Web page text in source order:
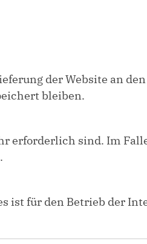
der Website an
bleiben.
erforderlich sind. Im
ist für den Betrieb der